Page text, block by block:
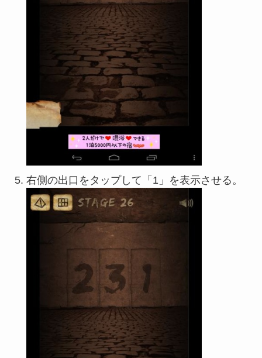
右側の出口をタップして「1」を表示させる。